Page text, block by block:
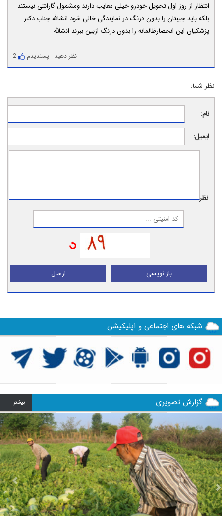
انتظار از روز اول تحویل خودرو خیلی معایب دارند ومشمول گارانتی نیستند
بلکه باید جیبتان را بدون درنگ در نمایندگی خالی شود انشالله جناب دکتر
پزشکیان این انحصارظالمانه را بدون درنگ ازبین ببرند انشالله
نظر دهید - پسندیدم
نظر شما:
نام:
ایمیل:
نظر:
ارسال باز نویسی
شبکه های اجتماعی و اپلیکیشن
گزارش تصویری بيشتر ...
Next